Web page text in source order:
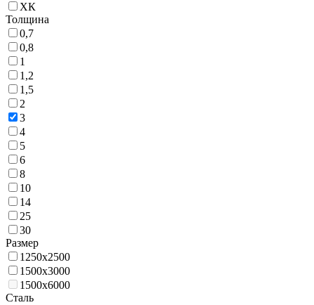
ХК
Толщина
0,7
0,8
1
1,2
1,5
2
3
4
5
6
8
10
14
25
30
Размер
1250х2500
1500х3000
1500х6000
Сталь